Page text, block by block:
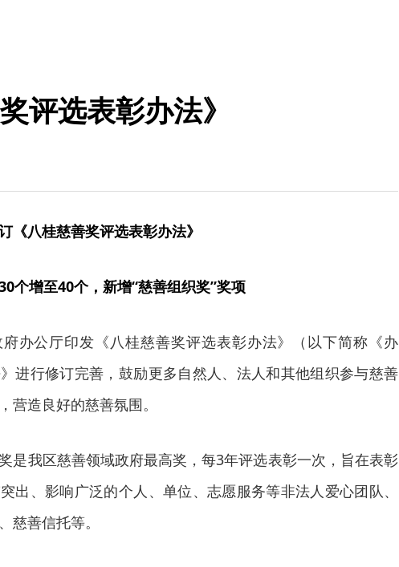
评选表彰办法》
《八桂慈善奖评选表彰办法》
个增至40个，新增“慈善组织奖”奖项
办公厅印发《八桂慈善奖评选表彰办法》（以下简称《办
进行修订完善，鼓励更多自然人、法人和其他组织参与慈善
营造良好的慈善氛围。
是我区慈善领域政府最高奖，每3年评选表彰一次，旨在表彰
出、影响广泛的个人、单位、志愿服务等非法人爱心团队、
慈善信托等。